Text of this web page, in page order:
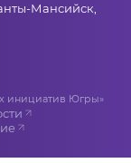
Мансийск,
инициатив Югры»